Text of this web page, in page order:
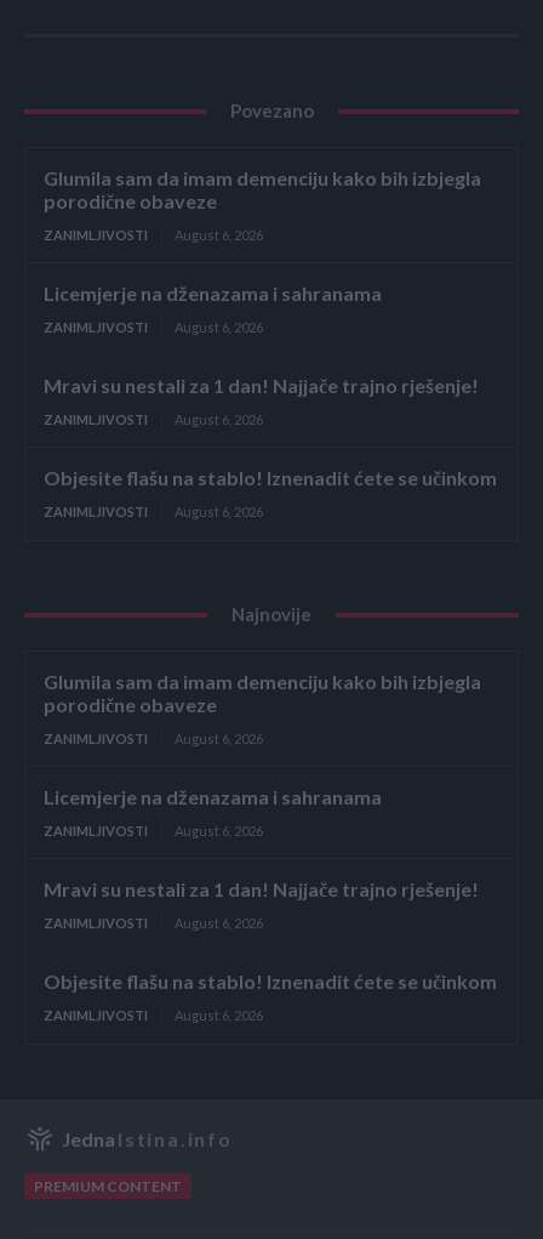
Povezano
Glumila sam da imam demenciju kako bih izbjegla
porodične obaveze
ZANIMLJIVOSTI August 6, 2026
Licemjerje na dženazama i sahranama
ZANIMLJIVOSTI August 6, 2026
Mravi su nestali za 1 dan! Najjače trajno rješenje!
ZANIMLJIVOSTI August 6, 2026
Objesite flašu na stablo! Iznenadit ćete se učinkom
ZANIMLJIVOSTI August 6, 2026
Najnovije
Glumila sam da imam demenciju kako bih izbjegla
porodične obaveze
ZANIMLJIVOSTI August 6, 2026
Licemjerje na dženazama i sahranama
ZANIMLJIVOSTI August 6, 2026
Mravi su nestali za 1 dan! Najjače trajno rješenje!
ZANIMLJIVOSTI August 6, 2026
Objesite flašu na stablo! Iznenadit ćete se učinkom
ZANIMLJIVOSTI August 6, 2026
Jedna Istina.info
PREMIUM CONTENT